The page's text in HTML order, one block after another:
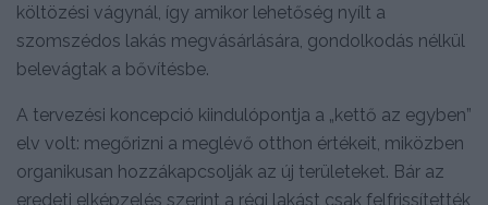
költözési vágynál, így amikor lehetőség nyílt a
szomszédos lakás megvásárlására, gondolkodás nélkül
belevágtak a bővítésbe.
A tervezési koncepció kiindulópontja a „kettő az egyben”
elv volt: megőrizni a meglévő otthon értékeit, miközben
organikusan hozzákapcsolják az új területeket. Bár az
eredeti elképzelés szerint a régi lakást csak felfrissítették